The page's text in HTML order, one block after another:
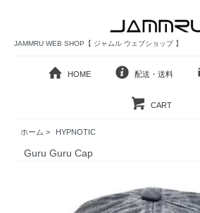
JAMMRU WEB SHOP【 ジャムル ウェブショップ 】
HOME 配送・送料
CART
ホーム > HYPNOTIC
Guru Guru Cap